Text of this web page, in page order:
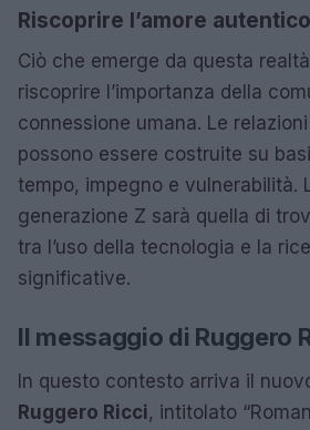
Riscoprire l’amore autentico
Ciò che emerge da questa
riscoprire l’importanza della
connessione umana. Le
possono essere costruite su
tempo, impegno e vulnerabilità.
generazione Z sarà quella di
tra l’uso della tecnologia e la
significative.
Il messaggio di Ruggero
In questo contesto arriva il
Ruggero Ricci, intitolato